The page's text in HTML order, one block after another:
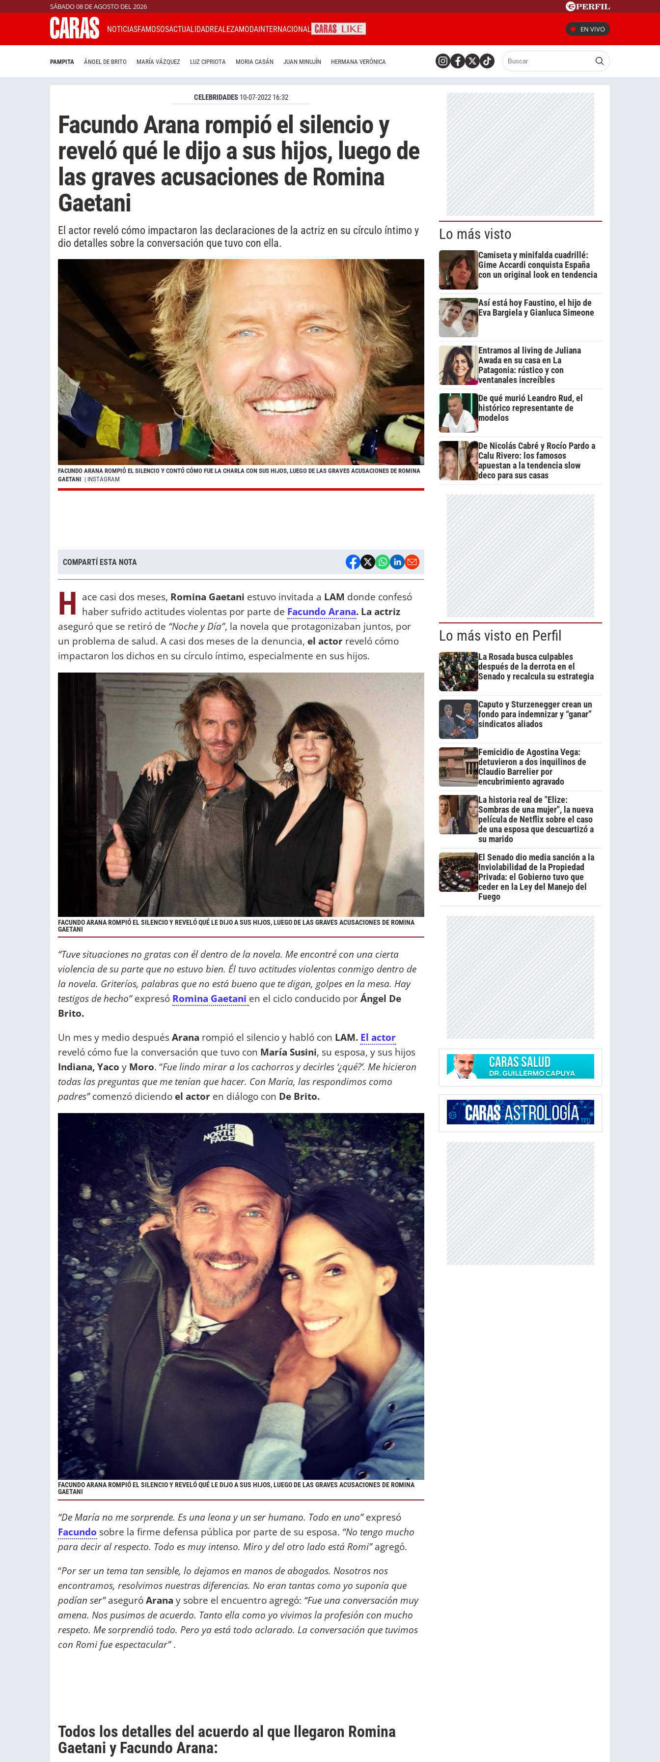
SÁBADO 08 DE AGOSTO DEL 2026
NOTICIASFAMOSOSACTUALIDADREALEZAMODAINTERNACIONAL EN VIVO
PAMPITA ÁNGEL DE BRITO MARÍA VÁZQUEZ LUZ CIPRIOTA MORIA CASÁN JUAN MINUJÍN HERMANA VERÓNICA
CELEBRIDADES 10-07-2022 16:32
Facundo Arana rompió el silencio y
reveló qué le dijo a sus hijos, luego de
las graves acusaciones de Romina
Gaetani
El actor reveló cómo impactaron las declaraciones de la actriz en su círculo íntimo y
dio detalles sobre la conversación que tuvo con ella.
FACUNDO ARANA ROMPIÓ EL SILENCIO Y CONTÓ CÓMO FUE LA CHARLA CON SUS HIJOS, LUEGO DE LAS GRAVES ACUSACIONES DE ROMINA
GAETANI | INSTAGRAM
COMPARTÍ ESTA NOTA
H ace casi dos meses, Romina Gaetani estuvo invitada a LAM donde confesó
haber sufrido actitudes violentas por parte de Facundo Arana. La actriz
aseguró que se retiró de “Noche y Día”, la novela que protagonizaban juntos, por
un problema de salud. A casi dos meses de la denuncia, el actor reveló cómo
impactaron los dichos en su círculo íntimo, especialmente en sus hijos.
FACUNDO ARANA ROMPIÓ EL SILENCIO Y REVELÓ QUÉ LE DIJO A SUS HIJOS, LUEGO DE LAS GRAVES ACUSACIONES DE ROMINA
GAETANI
“Tuve situaciones no gratas con él dentro de la novela. Me encontré con una cierta
violencia de su parte que no estuvo bien. Él tuvo actitudes violentas conmigo dentro de
la novela. Griteríos, palabras que no está bueno que te digan, golpes en la mesa. Hay
testigos de hecho”expresó Romina Gaetani en el ciclo conducido porÁngel De
Brito.
Un mes y medio despuésArana rompió el silencio y habló con LAM. El actor
reveló cómo fue la conversación que tuvo con María Susini, su esposa, y sus hijos
Indiana, Yaco y Moro. “Fue lindo mirar a los cachorros y decirles ‘¿qué?’. Me hicieron
todas las preguntas que me tenían que hacer. Con María, las respondimos como
padres”comenzó diciendo el actor en diálogo con De Brito.
FACUNDO ARANA ROMPIÓ EL SILENCIO Y REVELÓ QUÉ LE DIJO A SUS HIJOS, LUEGO DE LAS GRAVES ACUSACIONES DE ROMINA
GAETANI
“De María no me sorprende. Es una leona y un ser humano. Todo en uno”expresó
Facundo sobre la firme defensa pública por parte de su esposa. “No tengo mucho
para decir al respecto. Todo es muy intenso. Miro y del otro lado está Romi”agregó.
“Por ser un tema tan sensible, lo dejamos en manos de abogados. Nosotros nos
encontramos, resolvimos nuestras diferencias. No eran tantas como yo suponía que
podían ser”aseguróArana y sobre el encuentro agregó: “Fue una conversación muy
amena. Nos pusimos de acuerdo. Tanto ella como yo vivimos la profesión con mucho
respeto. Me sorprendió todo. Pero ya está todo aclarado. La conversación que tuvimos
con Romi fue espectacular”.
Todos los detalles del acuerdo al que llegaron Romina
Gaetani y Facundo Arana:
Lo más visto
Camiseta y minifalda cuadrillé:
Gime Accardi conquista España
con un original look en tendencia
Así está hoy Faustino, el hijo de
Eva Bargiela y Gianluca Simeone
Entramos al living de Juliana
Awada en su casa en La
Patagonia: rústico y con
ventanales increíbles
De qué murió Leandro Rud, el
histórico representante de
modelos
De Nicolás Cabré y Rocío Pardo a
Calu Rivero: los famosos
apuestan a la tendencia slow
deco para sus casas
Lo más visto en Perfil
La Rosada busca culpables
después de la derrota en el
Senado y recalcula su estrategia
Caputo y Sturzenegger crean un
fondo para indemnizar y “ganar”
sindicatos aliados
Femicidio de Agostina Vega:
detuvieron a dos inquilinos de
Claudio Barrelier por
encubrimiento agravado
La historia real de "Elize:
Sombras de una mujer", la nueva
película de Netflix sobre el caso
de una esposa que descuartizó a
su marido
El Senado dio media sanción a la
Inviolabilidad de la Propiedad
Privada: el Gobierno tuvo que
ceder en la Ley del Manejo del
Fuego